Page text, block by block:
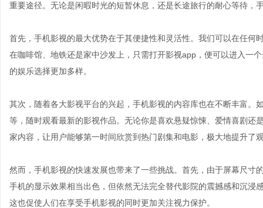
重要途径。无论是闲暇时光的短暂休息，还是长途旅行的耐心等待，
首先，手机影视的最大优势在于其便捷性和灵活性。我们可以在任何
在咖啡馆、地铁还是家中沙发上，只需打开影视app，便可以进入一
的娱乐选择更加多样。
其次，随着各大影视平台的兴起，手机影视的内容库也在不断丰富。
等，随时观看最新的影视作品。无论你是喜欢悬疑惊悚、爱情喜剧还
家内容，让用户能够第一时间欣赏到热门剧集和电影，极大地提升了
然而，手机影视的快速发展也带来了一些挑战。首先，由于屏幕尺寸
手机的显示效果相当出色，但依然无法完全替代影院的震撼感和沉浸
这也促使人们在享受手机影视的同时更加关注视力保护。